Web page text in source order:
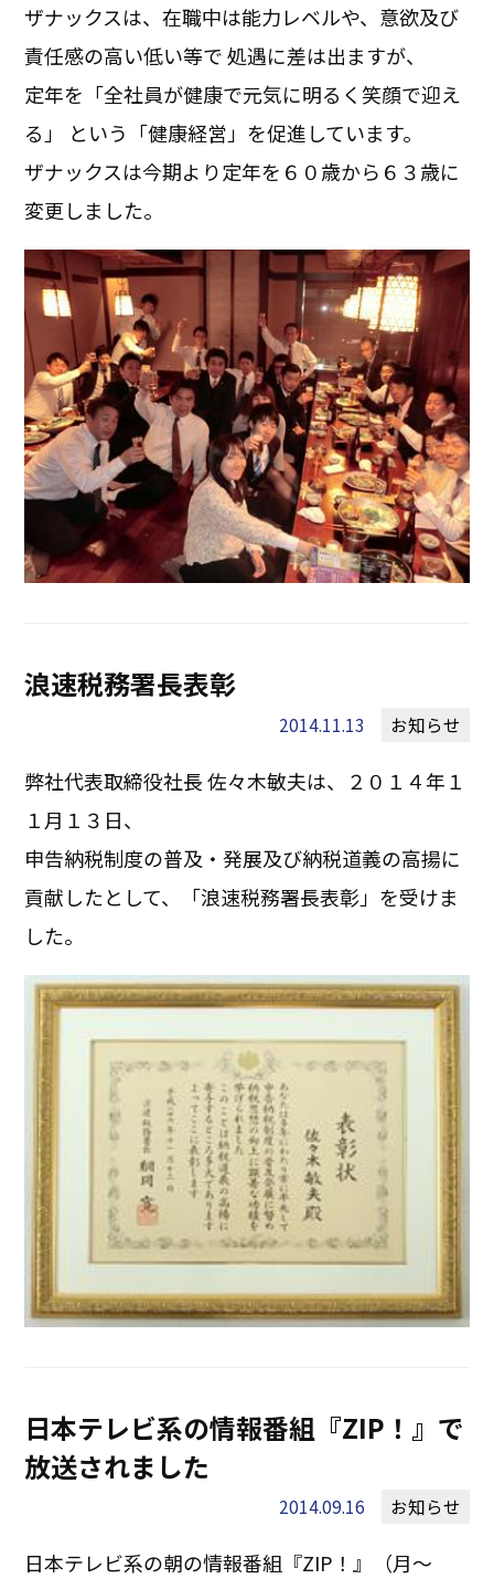
ザナックスは、在職中は能力レベルや、意欲及び
責任感の高い低い等で 処遇に差は出ますが、
定年を「全社員が健康で元気に明るく笑顔で迎え
る」 という「健康経営」を促進しています。
ザナックスは今期より定年を６０歳から６３歳に
変更しました。
浪速税務署長表彰
2014.11.13 お知らせ
弊社代表取締役社長 佐々木敏夫は、２０１４年１
１月１３日、
申告納税制度の普及・発展及び納税道義の高揚に
貢献したとして、「浪速税務署長表彰」を受けま
した。
日本テレビ系の情報番組『ZIP！』で
放送されました
2014.09.16 お知らせ
日本テレビ系の朝の情報番組『ZIP！』（月～